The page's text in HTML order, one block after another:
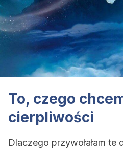
To, czego
cierpliwości
Dlaczego przywołałam te